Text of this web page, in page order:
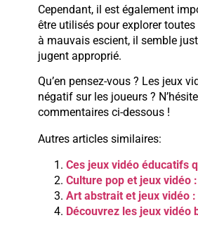
Cependant, il est également
être utilisés pour explorer toutes
à mauvais escient, il semble
jugent approprié.
Qu’en pensez-vous ? Les jeux
négatif sur les joueurs ?
commentaires ci-dessous !
Autres articles similaires:
Ces jeux vidéo éducatifs
Culture pop et jeux vidéo
Art abstrait et jeux vidéo
Découvrez les jeux vidéo